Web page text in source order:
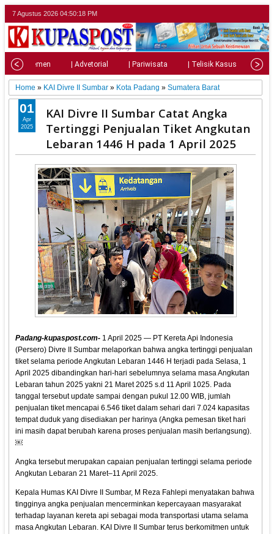
7 Agustus 2026 04:50:20 PM
| Parlemen | Advetorial | Pariwisata | Telisik Kasus |
Home » KAI Divre II Sumbar » Kota Padang »Sumatera Barat
KAI Divre II Sumbar Catat Angka
Tertinggi Penjualan Tiket Angkutan
Lebaran 1446 H pada 1 April 2025
Padang-kupaspost.com- 1 April 2025 — PT Kereta Api Indonesia
(Persero) Divre II Sumbar melaporkan bahwa angka tertinggi penjualan
tiket selama periode Angkutan Lebaran 1446 H terjadi pada Selasa, 1
April 2025 dibandingkan hari-hari sebelumnya selama masa Angkutan
Lebaran tahun 2025 yakni 21 Maret 2025 s.d 11 April 1025. Pada
tanggal tersebut update sampai dengan pukul 12.00 WIB, jumlah
penjualan tiket mencapai 6.546 tiket dalam sehari dari 7.024 kapasitas
tempat duduk yang disediakan per harinya (Angka pemesan tiket hari
ini masih dapat berubah karena proses penjualan masih berlangsung).
￼
Angka tersebut merupakan capaian penjualan tertinggi selama periode
Angkutan Lebaran 21 Maret–11 April 2025.
Kepala Humas KAI Divre II Sumbar, M Reza Fahlepi menyatakan bahwa
tingginya angka penjualan mencerminkan kepercayaan masyarakat
terhadap layanan kereta api sebagai moda transportasi utama selama
masa Angkutan Lebaran. KAI Divre II Sumbar terus berkomitmen untuk
01
Apr
2025